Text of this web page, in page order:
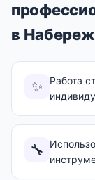
в
✨
Работа
🔧